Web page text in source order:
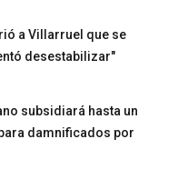
a Villarruel que se
desestabilizar"
subsidiará hasta un
damnificados por